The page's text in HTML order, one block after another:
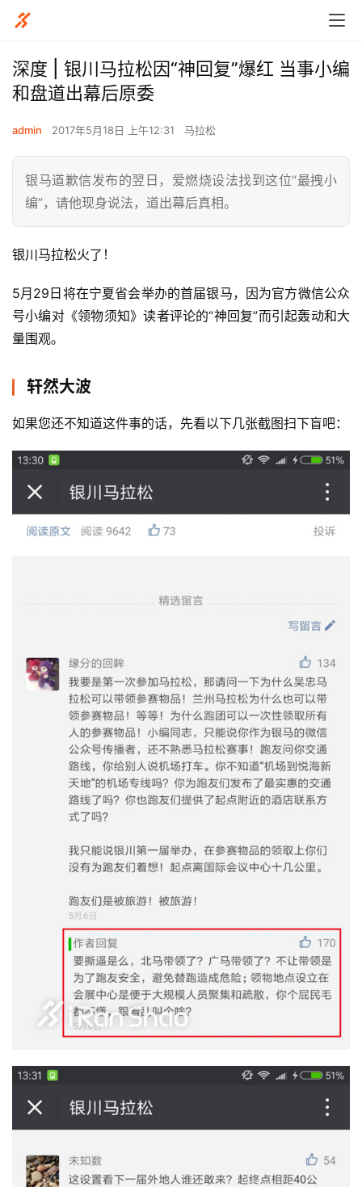
深度 | 银川马拉松因“神回复”爆红 当事小编
和盘道出幕后原委
admin 2017年5月18日 上午12:31 马拉松
银马道歉信发布的翌日，爱燃烧设法找到这位“最拽小
编”，请他现身说法，道出幕后真相。
银川马拉松火了！
5月29日将在宁夏省会举办的首届银马，因为官方微信公众
号小编对《领物须知》读者评论的“神回复”而引起轰动和大
量围观。
轩然大波
如果您还不知道这件事的话，先看以下几张截图扫下盲吧：